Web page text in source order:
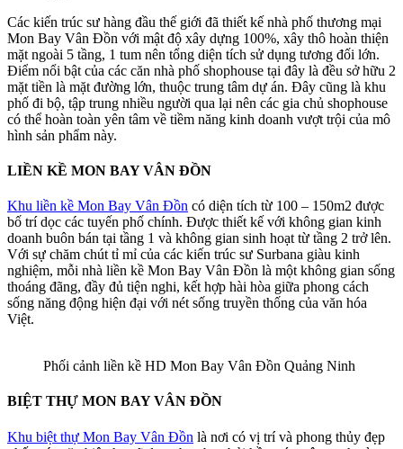
Các kiến trúc sư hàng đầu thế giới đã thiết kế nhà phố thương mại
Mon Bay Vân Đồn với mật độ xây dựng 100%, xây thô hoàn thiện
mặt ngoài 5 tầng, 1 tum nên tổng diện tích sử dụng tương đối lớn.
Điểm nổi bật của các căn nhà phố shophouse tại đây là đều sở hữu 2
mặt tiền là mặt đường lớn, thuộc trung tâm dự án. Đây cũng là khu
phố đi bộ, tập trung nhiều người qua lại nên các gia chủ shophouse
có thể hoàn toàn yên tâm về tiềm năng kinh doanh vượt trội của mô
hình sản phẩm này.
LIỀN KỀ MON BAY VÂN ĐỒN
Khu liền kề Mon Bay Vân Đồn có diện tích từ 100 – 150m2 được
bố trí dọc các tuyến phố chính. Được thiết kế với không gian kinh
doanh buôn bán tại tầng 1 và không gian sinh hoạt từ tầng 2 trở lên.
Với sự chăm chút tỉ mỉ của các kiến trúc sư Surbana giàu kinh
nghiệm, mỗi nhà liền kề Mon Bay Vân Đồn là một không gian sống
thoáng đãng, đầy đủ tiện nghi, kết hợp hài hòa giữa phong cách
sống năng động hiện đại với nét sống truyền thống của văn hóa
Việt.
Phối cảnh liền kề HD Mon Bay Vân Đồn Quảng Ninh
BIỆT THỰ MON BAY VÂN ĐỒN
Khu biệt thự Mon Bay Vân Đồn là nơi có vị trí và phong thủy đẹp